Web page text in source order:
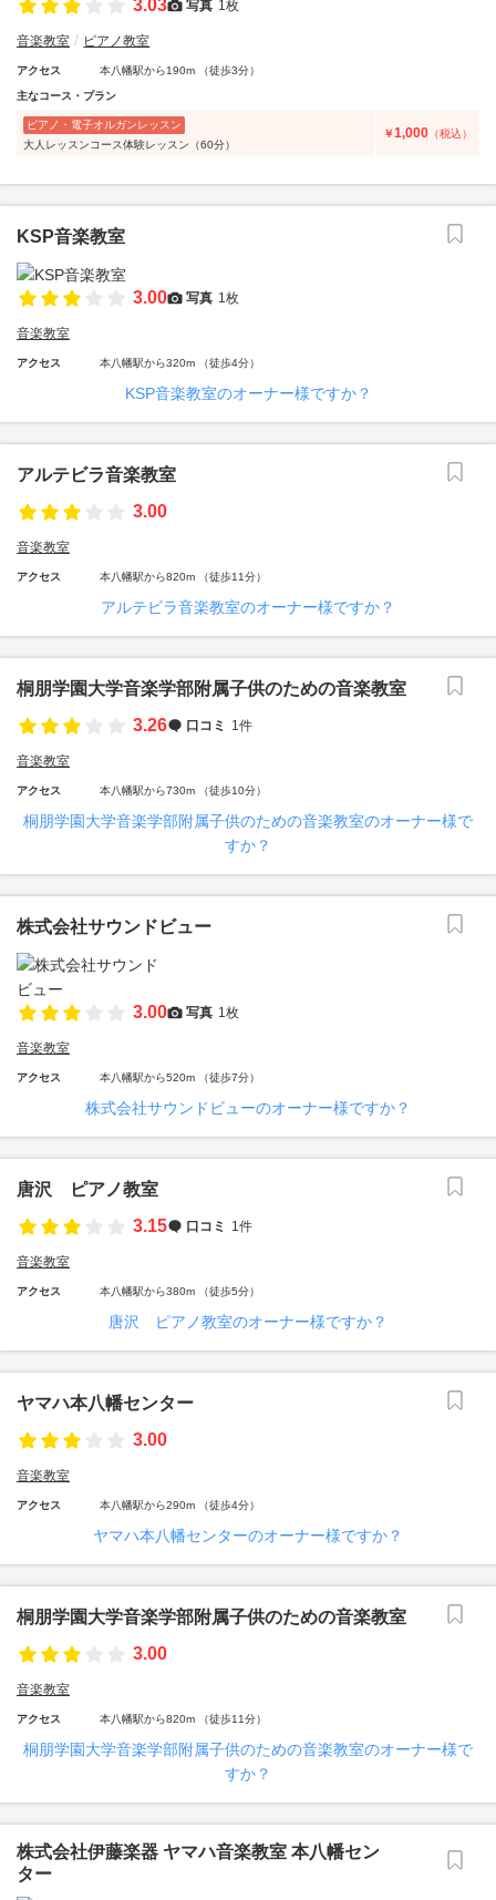
3.03 写真 1枚
音楽教室 ピアノ教室
アクセス 本八幡駅から190m （徒歩3分）
主なコース・プラン
ピアノ・電子オルガンレッスン
大人レッスンコース体験レッスン（60分）
￥1,000 （税込）
KSP音楽教室
3.00 写真 1枚
音楽教室
アクセス 本八幡駅から320m （徒歩4分）
KSP音楽教室のオーナー様ですか？
アルテビラ音楽教室
3.00
音楽教室
アクセス 本八幡駅から820m （徒歩11分）
アルテビラ音楽教室のオーナー様ですか？
桐朋学園大学音楽学部附属子供のための音楽教室
3.26
口コミ 1件
音楽教室
アクセス 本八幡駅から730m （徒歩10分）
桐朋学園大学音楽学部附属子供のための音楽教室のオーナー様で
すか？
株式会社サウンドビュー
3.00 写真 1枚
音楽教室
アクセス 本八幡駅から520m （徒歩7分）
株式会社サウンドビューのオーナー様ですか？
唐沢 ピアノ教室
3.15
口コミ 1件
音楽教室
アクセス 本八幡駅から380m （徒歩5分）
唐沢 ピアノ教室のオーナー様ですか？
ヤマハ本八幡センター
3.00
音楽教室
アクセス 本八幡駅から290m （徒歩4分）
ヤマハ本八幡センターのオーナー様ですか？
桐朋学園大学音楽学部附属子供のための音楽教室
3.00
音楽教室
アクセス 本八幡駅から820m （徒歩11分）
桐朋学園大学音楽学部附属子供のための音楽教室のオーナー様で
すか？
株式会社伊藤楽器 ヤマハ音楽教室 本八幡セン
ター